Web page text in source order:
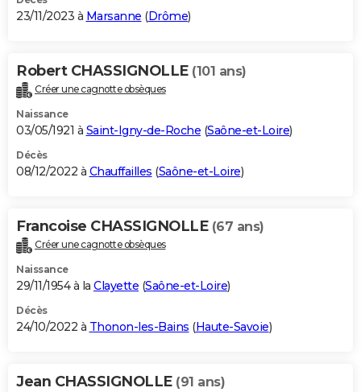
23/11/2023 à Marsanne (Drôme)
Robert CHASSIGNOLLE (101 ans)
Créer une cagnotte obsèques
Naissance
03/05/1921 à Saint-Igny-de-Roche (Saône-et-Loire)
Décès
08/12/2022 à Chauffailles (Saône-et-Loire)
Francoise CHASSIGNOLLE (67 ans)
Créer une cagnotte obsèques
Naissance
29/11/1954 à la Clayette (Saône-et-Loire)
Décès
24/10/2022 à Thonon-les-Bains (Haute-Savoie)
Jean CHASSIGNOLLE (91 ans)